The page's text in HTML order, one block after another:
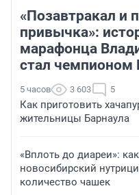
«Позавтракал и
привычка»:
марафонца
стал чемпионом
5 часов 3 603 5
Как приготовить
жительницы Барнаула
«Вплоть до диареи»:
новосибирский
количество чашек